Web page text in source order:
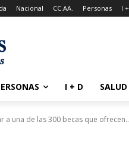
Nacional CC.AA. Personas I
I + D SALUD
a una de las 300 becas que